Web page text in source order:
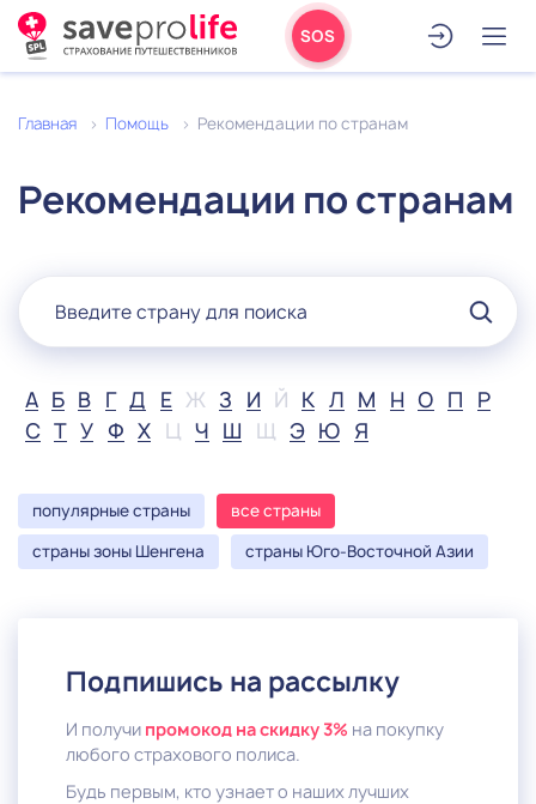
SOS
Главная Помощь Рекомендации по странам
Рекомендации по странам
А Б В Г Д Е Ж З И Й К Л М Н О П
Р
С Т У Ф Х Ц Ч Ш Щ Э Ю Я
популярные страны
все страны
страны зоны Шенгена
страны Юго-Восточной Азии
Подпишись на рассылку
И получи промокод на скидку 3% на покупку
любого страхового полиса.
Будь первым, кто узнает о наших лучших